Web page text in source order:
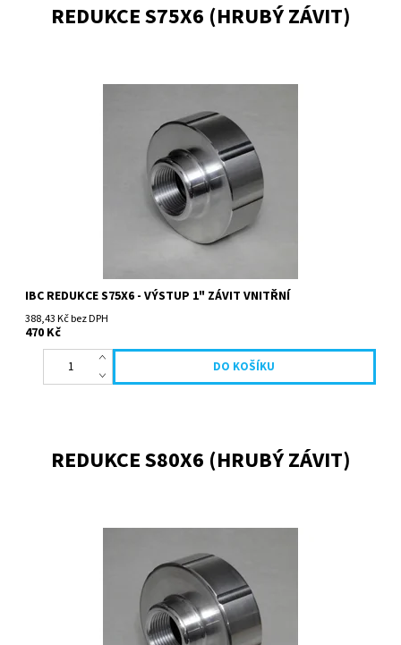
REDUKCE S75X6 (HRUBÝ ZÁVIT)
IBC REDUKCE S75X6 - VÝSTUP 1" ZÁVIT VNITŘNÍ
388,43 Kč bez DPH
470 Kč
REDUKCE S80X6 (HRUBÝ ZÁVIT)